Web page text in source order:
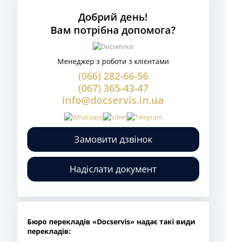
Добрий день!
Вам потрібна допомога?
Менеджер з роботи з клієнтами
(066) 282-66-56
(067) 365-43-47
info@docservis.in.ua
Замовити дзвінок
Надіслати документ
Бюро перекладів «Docservis» надає такі види
перекладів: